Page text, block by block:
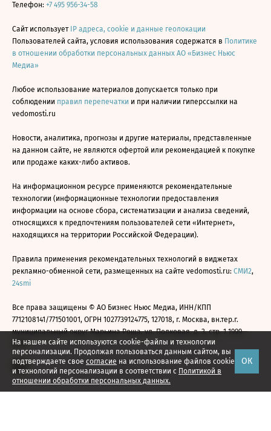
На нашем сайте используются cookie-файлы и технологии
персонализации. Продолжая пользоваться данным сайтом, вы
подтверждаете свое согласие на использование файлов cookie
и технологий персонализации в соответствии с Политикой в
отношении обработки персональных данных.
ОК
Телефон: +7 495 956-34-58
Сайт использует IP адреса, cookie и данные геолокации
Пользователей сайта, условия использования содержатся в Политике
в отношении обработки персональных данных АО «Бизнес Ньюс
Медиа»
Любое использование материалов допускается только при
соблюдении правил перепечатки и при наличии гиперссылки на
vedomosti.ru
Новости, аналитика, прогнозы и другие материалы, представленные
на данном сайте, не являются офертой или рекомендацией к покупке
или продаже каких-либо активов.
На информационном ресурсе применяются рекомендательные
технологии (информационные технологии предоставления
информации на основе сбора, систематизации и анализа сведений,
относящихся к предпочтениям пользователей сети «Интернет»,
находящихся на территории Российской Федерации).
Правила применения рекомендательных технологий в виджетах
рекламно-обменной сети, размещенных на сайте vedomosti.ru: СМИ2,
24smi
Все права защищены © АО Бизнес Ньюс Медиа, ИНН/КПП
7712108141/771501001, ОГРН 1027739124775, 127018, г. Москва, вн.тер.г.
муниципальный округ Марьина Роща, ул. Полковая, д. 3, стр. 1 1999—
2026